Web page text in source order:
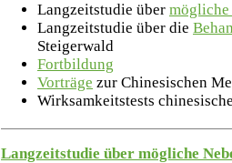
Langzeitstudie über
Langzeitstudie über die
Steigerwald
Fortbildung
Vorträge zur Chinesischen
Wirksamkeitstests
Langzeitstudie über mögliche